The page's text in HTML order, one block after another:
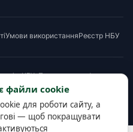
Умови використанняРеєстр НБУ
НБУ. Посилання на офери є
з Паспортом споживчого
AI-інструментів і
файли cookie
для роботи сайту, а
— щоб покращувати